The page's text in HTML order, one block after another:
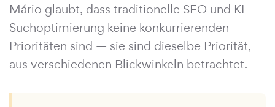
Mário glaubt, dass traditionelle SEO und KI-
Suchoptimierung keine konkurrierenden
Prioritäten sind — sie sind dieselbe Priorität,
aus verschiedenen Blickwinkeln betrachtet.